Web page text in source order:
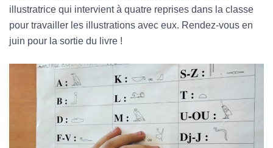
illustratrice qui intervient à quatre reprises dans la classe
pour travailler les illustrations avec eux. Rendez-vous en
juin pour la sortie du livre !